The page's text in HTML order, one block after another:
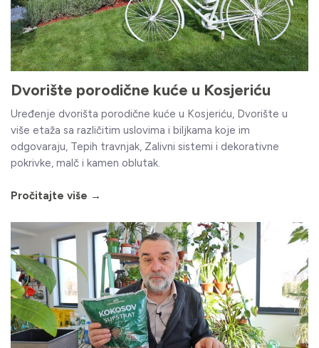
Dvorište porodične kuće u Kosjeriću
Uređenje dvorišta porodične kuće u Kosjeriću, Dvorište u
više etaža sa različitim uslovima i biljkama koje im
odgovaraju, Tepih travnjak, Zalivni sistemi i dekorativne
pokrivke, malč i kamen oblutak.
Pročitajte više →